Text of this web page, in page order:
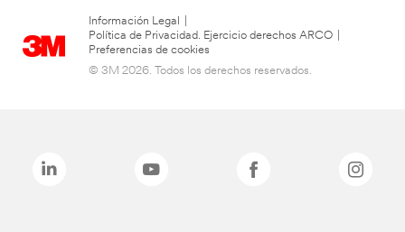
Información Legal
Política de Privacidad. Ejercicio derechos ARCO
Preferencias de cookies
© 3M 2026. Todos los derechos reservados.